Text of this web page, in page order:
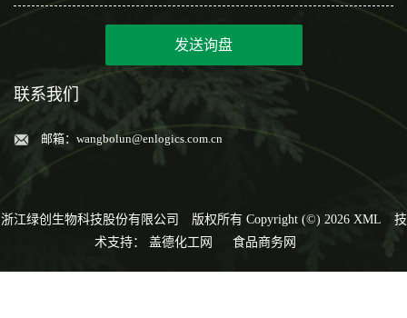
发送询盘
联系我们
邮箱： wangbolun@enlogics.com.cn
浙江绿创生物科技股份有限公司 版权所有 Copyright (©) 2026 XML
技
术支持： 盖德化工网 食品商务网